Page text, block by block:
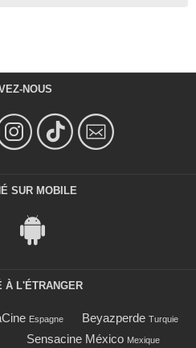
NOUS
SUR MOBILE
À L'ÉTRANGER
Espagne Beyazperde Turquie
Sensacine México Mexique